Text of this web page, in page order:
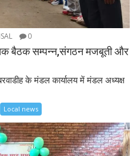
0
बैठक सम्पन्न,संगठन मजबूती और
के मंडल कार्यालय में मंडल अध्यक्ष
Local news